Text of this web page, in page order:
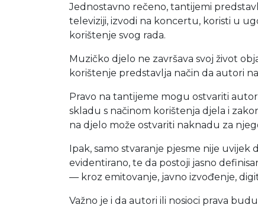
Jednostavno rečeno, tantijemi
televiziji, izvodi na koncertu, koristi u
korištenje svog rada.
Muzičko djelo ne završava svoj život
korištenje predstavlja način da autori
Pravo na tantijeme mogu ostvariti
skladu s načinom korištenja djela i
na djelo može ostvariti naknadu za
Ipak, samo stvaranje pjesme nije
evidentirano, te da postoji jasno
— kroz emitovanje, javno izvođenje,
Važno je i da autori ili nosioci prava